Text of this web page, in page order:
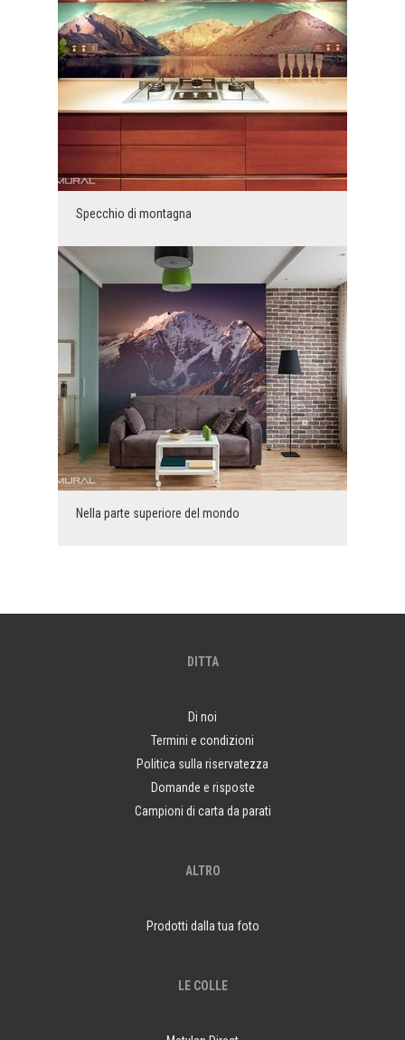
Specchio di montagna
Nella parte superiore del mondo
DITTA
Di noi
Termini e condizioni
Politica sulla riservatezza
Domande e risposte
Campioni di carta da parati
ALTRO
Prodotti dalla tua foto
LE COLLE